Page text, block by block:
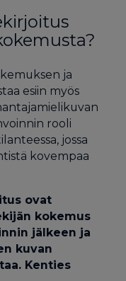
ja
esiin myös
rooli
jossa
kovempaa
ovat
kokemus
jälkeen ja
kuvan
Kenties